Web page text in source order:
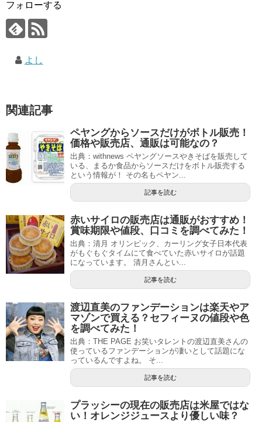
フォローする
よし
関連記事
ペヤングからソースだけがボトル販売！
価格や販売店、通販は可能なの？
出典：withnews ペヤングソースやきそばを販売して
いる、まるか食品からソースだけをボトル販売する
という情報が！ その名もペヤン...
記事を読む
赤いサイロの販売店は通販がおすすめ！
賞味期限や値段、口コミを調べてみた！
出典：清月 オリンピック、カーリング女子日本代表
がもぐもぐタイムにて食べていた赤いサイロが話題
になっています。 清月さんとい...
記事を読む
渡辺直美のファンデーションは楽天やア
マゾンで買える？セフィーヌの値段や色
を調べてみた！
出典：THE PAGE お笑いタレントの渡辺直美さんの
使っているファンデーションが凄いとして話題にな
っているんですよね。 そ...
記事を読む
プラッシーの現在の販売店は米屋ではな
い！オレンジジュースより優しい味？